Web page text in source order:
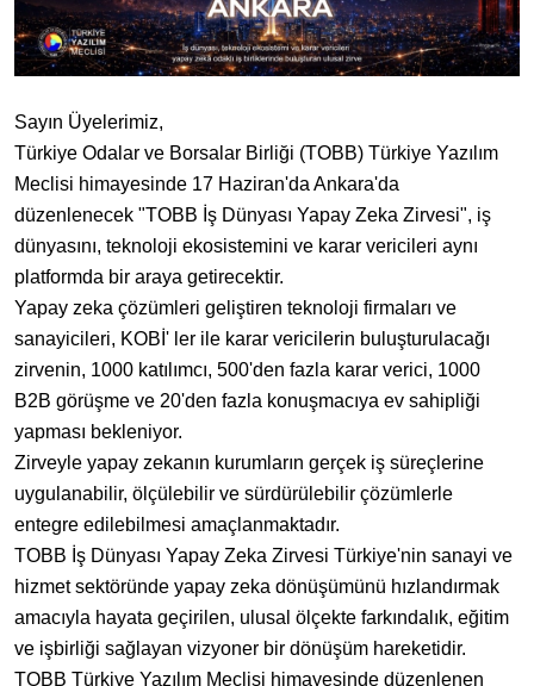
Sayın Üyelerimiz,
Türkiye Odalar ve Borsalar Birliği (TOBB) Türkiye Yazılım
Meclisi himayesinde 17 Haziran'da Ankara'da
düzenlenecek "TOBB İş Dünyası Yapay Zeka Zirvesi", iş
dünyasını, teknoloji ekosistemini ve karar vericileri aynı
platformda bir araya getirecektir.
Yapay zeka çözümleri geliştiren teknoloji firmaları ve
sanayicileri, KOBİ' ler ile karar vericilerin buluşturulacağı
zirvenin, 1000 katılımcı, 500'den fazla karar verici, 1000
B2B görüşme ve 20'den fazla konuşmacıya ev sahipliği
yapması bekleniyor.
Zirveyle yapay zekanın kurumların gerçek iş süreçlerine
uygulanabilir, ölçülebilir ve sürdürülebilir çözümlerle
entegre edilebilmesi amaçlanmaktadır.
TOBB İş Dünyası Yapay Zeka Zirvesi Türkiye'nin sanayi ve
hizmet sektöründe yapay zeka dönüşümünü hızlandırmak
amacıyla hayata geçirilen, ulusal ölçekte farkındalık, eğitim
ve işbirliği sağlayan vizyoner bir dönüşüm hareketidir.
TOBB Türkiye Yazılım Meclisi himayesinde düzenlenen